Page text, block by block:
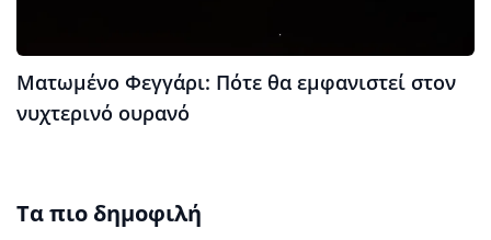
Ματωμένο Φεγγάρι: Πότε θα εμφανιστεί στον
νυχτερινό ουρανό
Τα πιο δημοφιλή